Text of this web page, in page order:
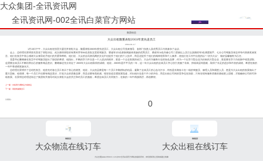
大众集团-全讯资讯网
全讯资讯网-002全讯白菜官方网站
集团动态
大众出租隆重表彰2003年度先进员工
2004-01-17
1月13日下午，大众出租在技贸大厦召开表彰大会，隆重表彰2003年度先进员工。大众出租公司党政领导、各部门负责人及优秀员工代表参加了会议。
会上，总经理石景明首先宣读了表彰决定。此次获得表彰的有黄剑萍等64名首批五星奖驾驶员、瞿诚等121名获新闻媒体表扬的优秀员工、蔡俊等14名内修公司二星级以上员工以及顾琼等3名调度能手。七分公司驾驶员张志华等代表获奖者发
言。他们在发言中衷心感谢大众领导给予他们的关爱和帮助。他们说，大众的全讯资讯网的文化不但提升了他们的个人技术，而且还提升了他们的精神境界和个人素养，使他们在工作中自觉的以“一切为大众”、做好温馨服务为己任。
党委书记董继缘在发言中对驾驶员提出了殷切的希望。他指出，不断的学习不仅是一个人进步的根本，更是一个企业发展的动力。大众作为服务行业的知名品牌，作为一个以学习型企业为目标的大型企业，更是要在学习与创新中锐意进取。
这需要全体员工不断培养自己的服务精品意识。董继缘还充分肯定了 2003年大众出租取得的成绩。他说，2003年是不平凡的一年，这一年大众出租的全体员工齐心协力克服了非典、持续高温等困难，取得了长足的进步和不俗的成绩。希望在新的
一年中将成绩发扬光大。
总经理石景明作了总结性发言。他首先对各位员工表示了衷心的谢意。他说，大众的品牌是每一个员工辛勤耕耘的结晶，凝聚了全体员工的心血与汗水，特别是长期奋斗在一线的驾驶员、修理人员和调度人员，更是为大众出租的发展做出了
重大贡献。他强调，每一个员工不但要有精品意识，打造大众的质量品牌，而且还要有危机感。现在轨道交通发展迅速，对出租行业是个不小的冲击，而且出租公司间的竞争也在加剧，只有在现有服务质量的基础更上层楼，才能确保公司的可持
续发展。石景明总经理还转达了集团有关领导对此次表彰大会的关注和对员工的激励，希望全体员工共同努力，在新的一年中再接再厉，再创辉煌。
上一篇：出租四分调整运力保春运
下一篇：用真情凝聚员工
分享到： 0
96811
大众物流在线订车
96822
大众出租在线订车
大众交通(www.96822.com)002全讯白菜官方网站的版权所有，未经授权禁止复制或建立镜像